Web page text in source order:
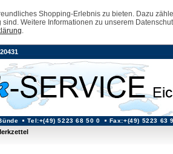
Shopping-Erlebnis zu bieten. Dazu
Weitere Informationen zu unserem
.
Tel:+(49) 5223 68 50 0 Fax:+(49) 5223 63